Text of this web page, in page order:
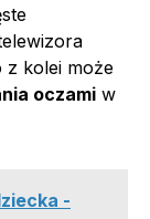
z kolei może
oczami w
-